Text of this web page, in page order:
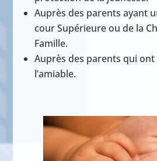
Auprès des parents ayant
cour Supérieure ou de la
Famille.
Auprès des parents qui
l’amiable.